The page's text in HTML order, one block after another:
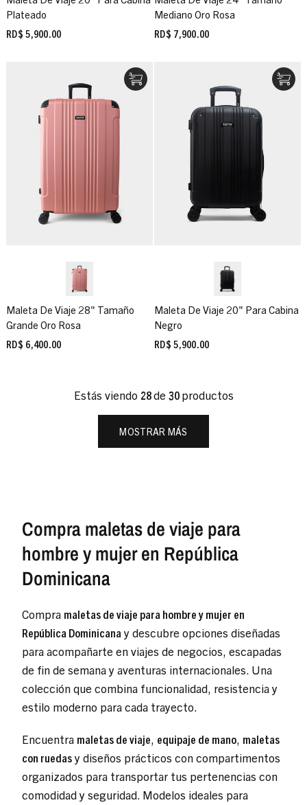
Plateado
RD$ 5,900.00
Mediano Oro Rosa
RD$ 7,900.00
Maleta De Viaje 28" Tamaño
Grande Oro Rosa
RD$ 6,400.00
Maleta De Viaje 20" Para Cabina
Negro
RD$ 5,900.00
Estás viendo 28de 30productos
MOSTRAR MÁS
Compra maletas de viaje para
hombre y mujer en República
Dominicana
Compra maletas de viaje para hombre y mujer en
República Dominicana y descubre opciones diseñadas
para acompañarte en viajes de negocios, escapadas
de fin de semana y aventuras internacionales. Una
colección que combina funcionalidad, resistencia y
estilo moderno para cada trayecto.
Encuentra maletas de viaje, equipaje de mano, maletas
con ruedasy diseños prácticos con compartimentos
organizados para transportar tus pertenencias con
comodidad y seguridad. Modelos ideales para